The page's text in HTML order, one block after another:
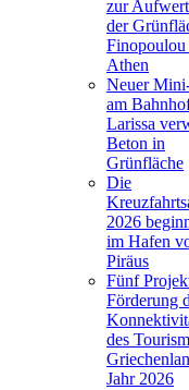
zur
der
Athen
Neuer
am
Larissa
Beton in
Grünfläche
Die
2026
im Hafen
Piräus
Fünf
Förderung
des
Jahr 2026